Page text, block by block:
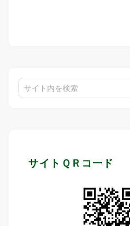
サイトＱＲコード